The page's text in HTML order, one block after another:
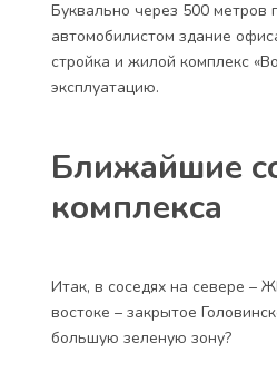
Буквально через 500 метров
автомобилистом здание
стройка и жилой комплекс
эксплуатацию.
Ближайшие
комплекса
Итак, в соседях на севере –
востоке – закрытое
большую зеленую зону?